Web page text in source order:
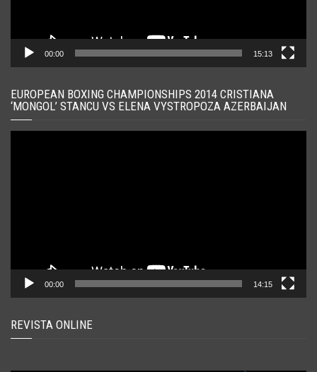
00:00 15:13
EUROPEAN BOXING CHAMPIONSHIPS 2014 CRISTIANA
‘MONGOL’ STANCU VS ELENA VYSTROPOZA AZERBAIJAN
00:00 14:15
REVISTA ONLINE